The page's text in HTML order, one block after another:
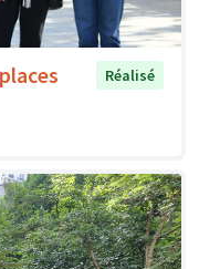
Réalisé